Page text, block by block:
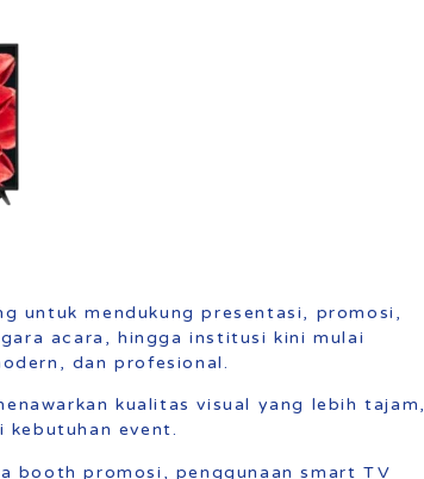
untuk mendukung presentasi, promosi,
acara, hingga institusi kini mulai
dan profesional.
kualitas visual yang lebih tajam,
kebutuhan event.
booth promosi, penggunaan smart TV